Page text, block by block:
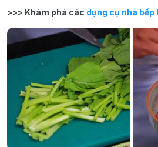
>>> Khám phá các dụng cụ nhà